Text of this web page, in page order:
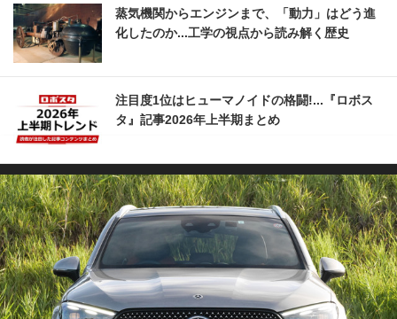
蒸気機関からエンジンまで、「動力」はどう進
化したのか...工学の視点から読み解く歴史
注目度1位はヒューマノイドの格闘!...『ロボス
タ』記事2026年上半期まとめ